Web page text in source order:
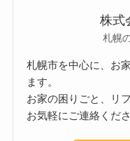
株式
札幌
札幌市を中心に、お
ます。
お家の困りごと、リ
お気軽にご連絡くださ